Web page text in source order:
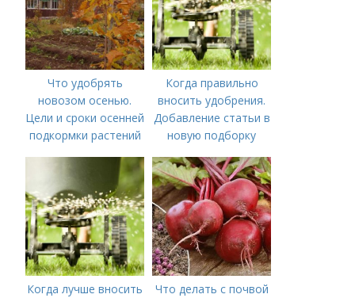
Что удобрять
новозом осенью.
Цели и сроки осенней
подкормки растений
Когда правильно
вносить удобрения.
Добавление статьи в
новую подборку
Когда лучше вносить
Что делать с почвой